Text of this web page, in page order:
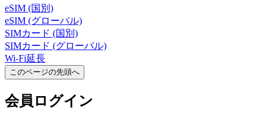
eSIM (国別)
eSIM (グローバル)
SIMカード (国別)
SIMカード (グローバル)
Wi-Fi延長
このページの先頭へ
会員 ログイン